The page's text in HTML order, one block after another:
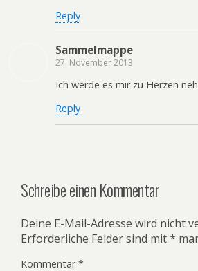
Reply
Sammelmappe
27. November 2013
Ich werde es mir zu Herzen
Reply
Schreibe einen Kommentar
Deine E-Mail-Adresse wird nicht
Erforderliche Felder sind mit*
Kommentar*